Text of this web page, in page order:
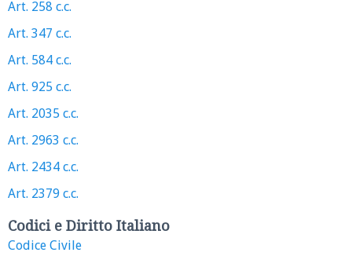
Art. 258 c.c.
Art. 347 c.c.
Art. 584 c.c.
Art. 925 c.c.
Art. 2035 c.c.
Art. 2963 c.c.
Art. 2434 c.c.
Art. 2379 c.c.
Codici e Diritto Italiano
Codice Civile